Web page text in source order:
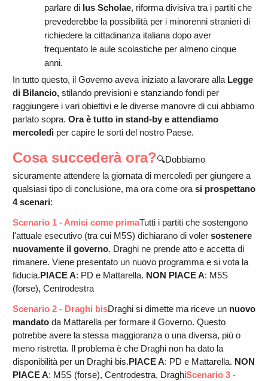
parlare di Ius Scholae, riforma divisiva tra i partiti che
prevederebbe la possibilità per i minorenni stranieri di
richiedere la cittadinanza italiana dopo aver
frequentato le aule scolastiche per almeno cinque
anni.
In tutto questo, il Governo aveva iniziato a lavorare alla Legge
di Bilancio, stilando previsioni e stanziando fondi per
raggiungere i vari obiettivi e le diverse manovre di cui abbiamo
parlato sopra. Ora è tutto in stand-by e attendiamo
mercoledì per capire le sorti del nostro Paese.
Cosa succederà ora?🔍Dobbiamo
sicuramente attendere la giornata di mercoledì per giungere a
qualsiasi tipo di conclusione, ma ora come ora si prospettano
4 scenari:
Scenario 1 - Amici come primaTutti i partiti che sostengono
l'attuale esecutivo (tra cui M5S) dichiarano di voler sostenere
nuovamente il governo. Draghi ne prende atto e accetta di
rimanere. Viene presentato un nuovo programma e si vota la
fiducia.PIACE A: PD e Mattarella. NON PIACE A: M5S
(forse), Centrodestra
Scenario 2 - Draghi bisDraghi si dimette ma riceve un nuovo
mandato da Mattarella per formare il Governo. Questo
potrebbe avere la stessa maggioranza o una diversa, più o
meno ristretta. Il problema è che Draghi non ha dato la
disponibilità per un Draghi bis.PIACE A: PD e Mattarella. NON
PIACE A: M5S (forse), Centrodestra, DraghiScenario 3 -